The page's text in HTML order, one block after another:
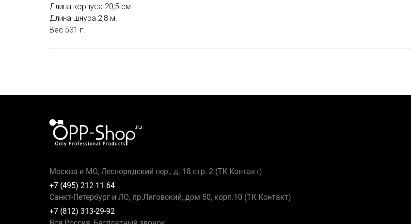
Длина корпуса 20,5 см.
Длина шнура 2,8 м.
Вес 531 г.
Москва и МО, Леснорядский пер., д. 18 стр. 2 (ТК Контакт)
+7 (495) 212-11-64
Санкт-Петербург и ЛО, пр.Лиговский, дом 50, корп.10 (ТК Контакт)
+7 (812) 313-29-92